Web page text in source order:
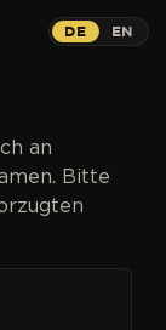
DE EN
an
Bitte